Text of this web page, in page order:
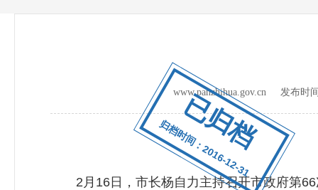
已归档
归档时间：2016-12-31
www.panzhihua.gov.cn 发布时
2月16日，市长杨自力主持召开市政府第66